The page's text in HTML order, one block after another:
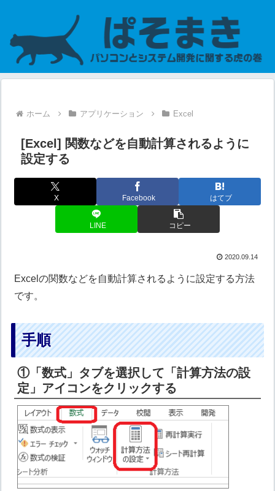
ホーム アプリケーション Excel
[Excel] 関数などを自動計算されるように
設定する
X Facebook はてブ
LINE コピー
2020.09.14
Excelの関数などを自動計算されるように設定する方法
です。
手順
①「数式」タブを選択して「計算方法の設
定」アイコンをクリックする